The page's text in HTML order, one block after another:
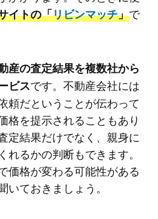
イトの「リビンマッチ」で
産の査定結果を複数社から
ビスです。不動産会社には
頼だということが伝わって
格を提示されることもあり
定結果だけでなく、親身に
れるかの判断もできます。
価格が変わる可能性がある
ておきましょう。